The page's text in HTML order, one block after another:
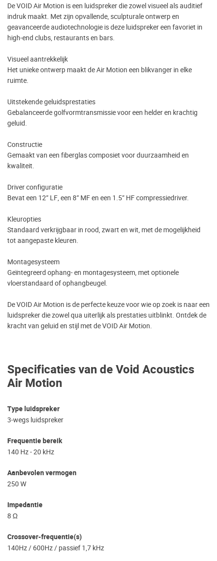
Specificaties van de Void Acoustics
Air Motion
Type luidspreker
3-wegs luidspreker
Frequentie bereik
140 Hz - 20 kHz
Aanbevolen vermogen
250 W
Impedantie
8 Ω
Crossover-frequentie(s)
140Hz / 600Hz / passief 1,7 kHz
De VOID Air Motion is een luidspreker die zowel visueel als auditief
indruk maakt. Met zijn opvallende, sculpturale ontwerp en
geavanceerde audiotechnologie is deze luidspreker een favoriet in
high-end clubs, restaurants en bars.
Visueel aantrekkelijk
Het unieke ontwerp maakt de Air Motion een blikvanger in elke
ruimte.
Uitstekende geluidsprestaties
Gebalanceerde golfvormtransmissie voor een helder en krachtig
geluid.
Constructie
Gemaakt van een fiberglas composiet voor duurzaamheid en
kwaliteit.
Driver configuratie
Bevat een 12” LF, een 8” MF en een 1.5” HF compressiedriver.
Kleuropties
Standaard verkrijgbaar in rood, zwart en wit, met de mogelijkheid
tot aangepaste kleuren.
Montagesysteem
Geïntegreerd ophang- en montagesysteem, met optionele
vloerstandaard of ophangbeugel.
De VOID Air Motion is de perfecte keuze voor wie op zoek is naar een
luidspreker die zowel qua uiterlijk als prestaties uitblinkt. Ontdek de
kracht van geluid en stijl met de VOID Air Motion.